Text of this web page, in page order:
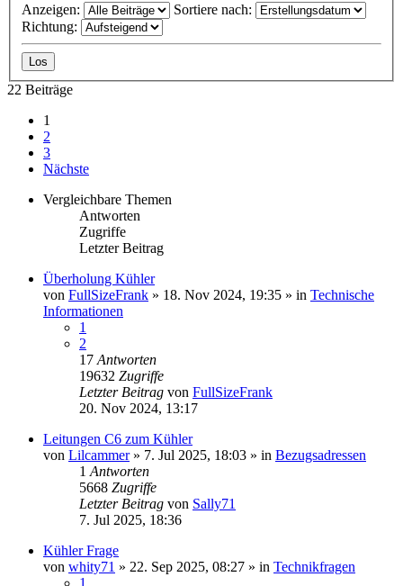
Anzeigen:
Sortiere nach:
Richtung:
22 Beiträge
1
2
3
Nächste
Vergleichbare Themen
Antworten
Zugriffe
Letzter Beitrag
Überholung Kühler
von FullSizeFrank » 18. Nov 2024, 19:35 » in Technische
Informationen
1
2
17 Antworten
19632 Zugriffe
Letzter Beitrag von FullSizeFrank
20. Nov 2024, 13:17
Leitungen C6 zum Kühler
von Lilcammer» 7. Jul 2025, 18:03 » in Bezugsadressen
1 Antworten
5668 Zugriffe
Letzter Beitrag von Sally71
7. Jul 2025, 18:36
Kühler Frage
von whity71 » 22. Sep 2025, 08:27 » in Technikfragen
1